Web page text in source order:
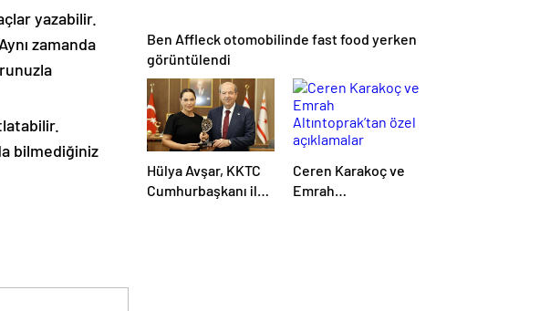
yazabilir.
zamanda
bilmediğiniz
Ben Affleck otomobilinde fast food yerken
görüntülendi
Hülya Avşar, KKTC
Cumhurbaşkanı ile
Ceren Karakoç ve
Emrah